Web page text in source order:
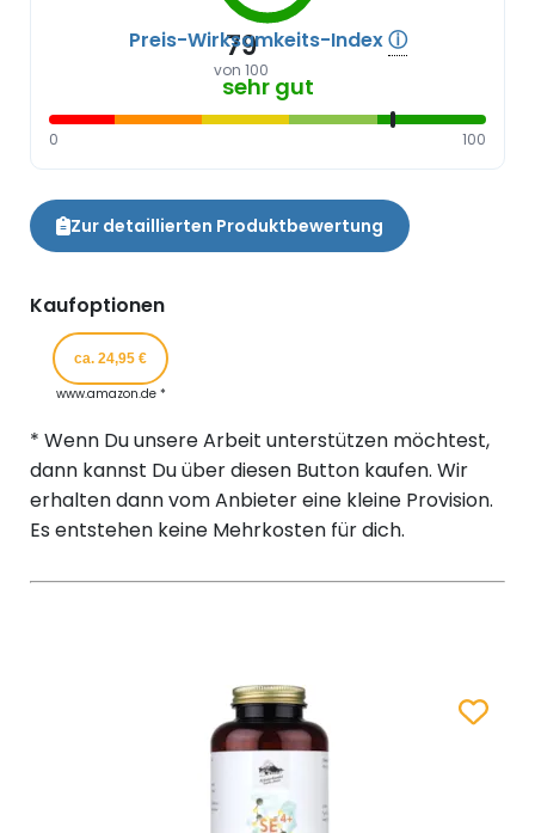
79
von 100
Preis-Wirksamkeits-Indexⓘ
sehr gut
0 100
Zur detaillierten Produktbewertung
Kaufoptionen
ca. 24,95 €
www.amazon.de *
* Wenn Du unsere Arbeit unterstützen möchtest,
dann kannst Du über diesen Button kaufen. Wir
erhalten dann vom Anbieter eine kleine Provision.
Es entstehen keine Mehrkosten für dich.